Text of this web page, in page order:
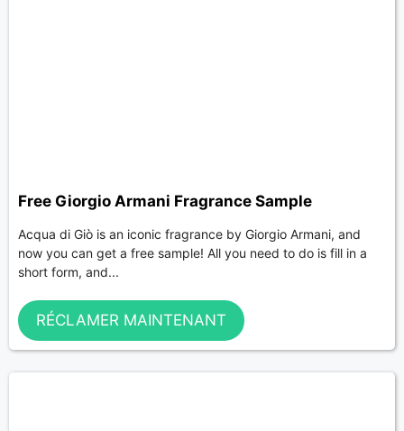
Free Giorgio Armani Fragrance Sample
Acqua di Giò is an iconic fragrance by Giorgio Armani, and
now you can get a free sample! All you need to do is fill in a
short form, and...
RÉCLAMER MAINTENANT